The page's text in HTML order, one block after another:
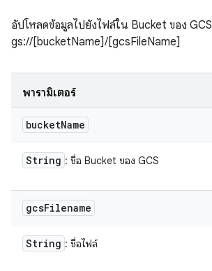
อัปโหลดข้อมูลไปยังไฟล์ใน Bucket ของ GCS
gs://[bucketName]/[gcsFileName]
พารามิเตอร์
bucketName
String : ชื่อ Bucket ของ GCS
gcsFilename
String : ชื่อไฟล์